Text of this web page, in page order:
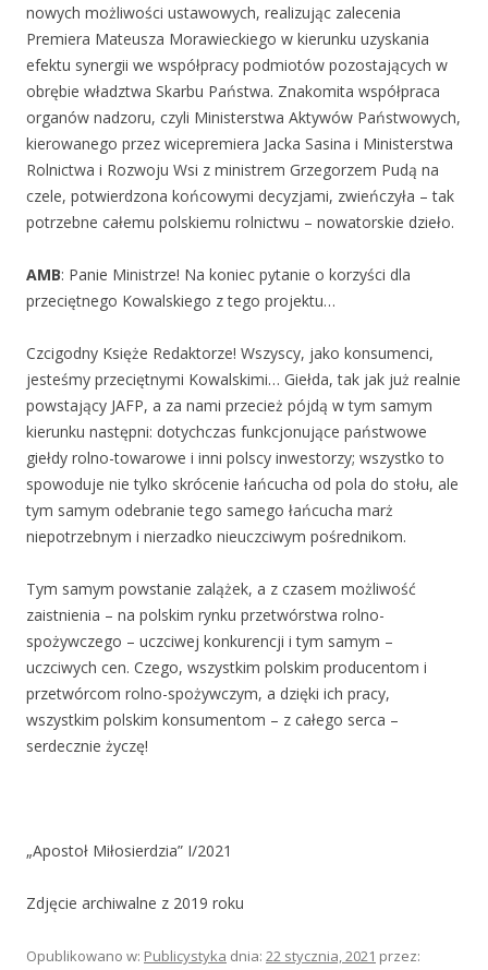
nowych możliwości ustawowych, realizując zalecenia
Premiera Mateusza Morawieckiego w kierunku uzyskania
efektu synergii we współpracy podmiotów pozostających w
obrębie władztwa Skarbu Państwa. Znakomita współpraca
organów nadzoru, czyli Ministerstwa Aktywów Państwowych,
kierowanego przez wicepremiera Jacka Sasina i Ministerstwa
Rolnictwa i Rozwoju Wsi z ministrem Grzegorzem Pudą na
czele, potwierdzona końcowymi decyzjami, zwieńczyła – tak
potrzebne całemu polskiemu rolnictwu – nowatorskie dzieło.
AMB: Panie Ministrze! Na koniec pytanie o korzyści dla
przeciętnego Kowalskiego z tego projektu…
Czcigodny Księże Redaktorze! Wszyscy, jako konsumenci,
jesteśmy przeciętnymi Kowalskimi… Giełda, tak jak już realnie
powstający JAFP, a za nami przecież pójdą w tym samym
kierunku następni: dotychczas funkcjonujące państwowe
giełdy rolno-towarowe i inni polscy inwestorzy; wszystko to
spowoduje nie tylko skrócenie łańcucha od pola do stołu, ale
tym samym odebranie tego samego łańcucha marż
niepotrzebnym i nierzadko nieuczciwym pośrednikom.
Tym samym powstanie zalążek, a z czasem możliwość
zaistnienia – na polskim rynku przetwórstwa rolno-
spożywczego – uczciwej konkurencji i tym samym –
uczciwych cen. Czego, wszystkim polskim producentom i
przetwórcom rolno-spożywczym, a dzięki ich pracy,
wszystkim polskim konsumentom – z całego serca –
serdecznie życzę!
„Apostoł Miłosierdzia” I/2021
Zdjęcie archiwalne z 2019 roku
Opublikowano w: Publicystyka dnia: 22 stycznia, 2021 przez: